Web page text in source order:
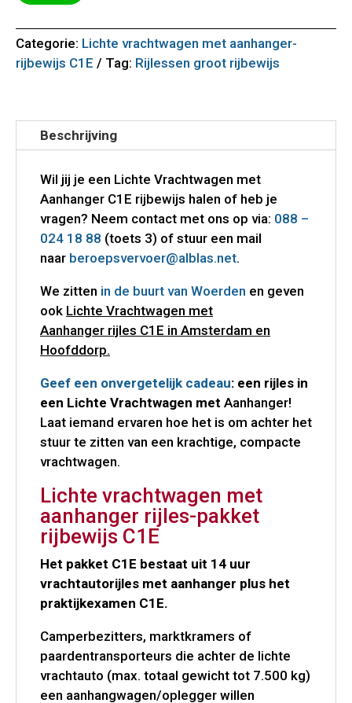
Categorie: Lichte vrachtwagen met aanhanger-
rijbewijs C1E
Tag: Rijlessen groot rijbewijs
Beschrijving
Wil jij je een Lichte Vrachtwagen met
Aanhanger C1E rijbewijs halen of heb je
vragen? Neem contact met ons op via: 088 –
024 18 88 (toets 3) of stuur een mail
naar beroepsvervoer@alblas.net.
We zitten in de buurt van Woerden en geven
ook Lichte Vrachtwagen met
Aanhanger rijles C1E in Amsterdam en
Hoofddorp.
Geef een onvergetelijk cadeau: een rijles in
een Lichte Vrachtwagen met Aanhanger!
Laat iemand ervaren hoe het is om achter het
stuur te zitten van een krachtige, compacte
vrachtwagen.
Lichte vrachtwagen met
aanhanger rijles-pakket
rijbewijs C1E
Het pakket C1E bestaat uit 14 uur
vrachtautorijles met aanhanger plus het
praktijkexamen C1E.
Camperbezitters, marktkramers of
paardentransporteurs die achter de lichte
vrachtauto (max. totaal gewicht tot 7.500 kg)
een aanhangwagen/oplegger willen